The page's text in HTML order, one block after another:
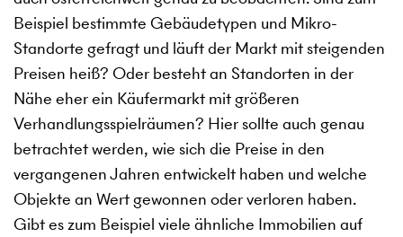
Beispiel bestimmte Gebäudetypen und Mikro-
Standorte gefragt und läuft der Markt mit steigenden
Preisen heiß? Oder besteht an Standorten in der
Nähe eher ein Käufermarkt mit größeren
Verhandlungsspielräumen? Hier sollte auch genau
betrachtet werden, wie sich die Preise in den
vergangenen Jahren entwickelt haben und welche
Objekte an Wert gewonnen oder verloren haben.
Gibt es zum Beispiel viele ähnliche Immobilien auf